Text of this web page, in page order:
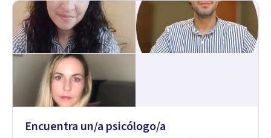
seminarios, una especialización en psicoanálisis y también
investigo. Siempre en la búsqueda de ser un mejor
profesional.
Encuentra un/a psicólogo/a